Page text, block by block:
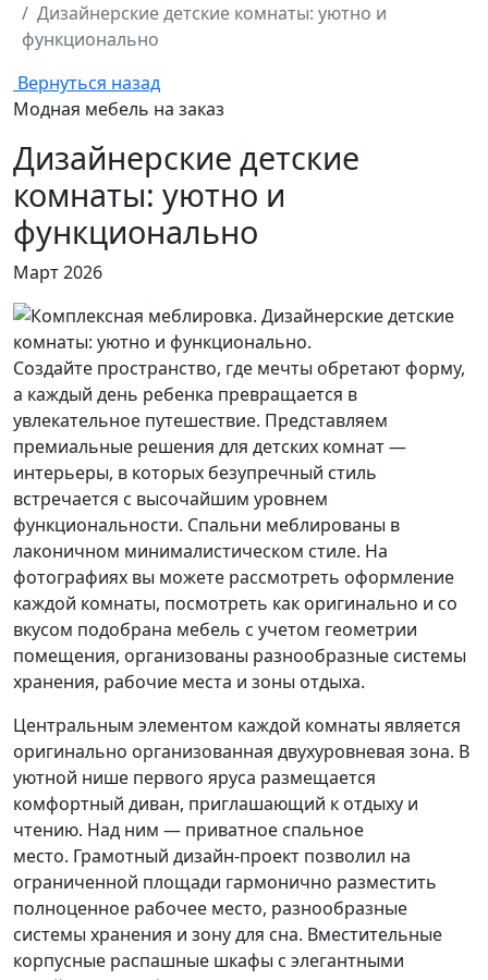
Дизайнерские детские комнаты: уютно и
функционально
Вернуться назад
Модная мебель на заказ
Дизайнерские детские
комнаты: уютно и
функционально
Март 2026
Создайте пространство, где мечты обретают форму,
а каждый день ребенка превращается в
увлекательное путешествие. Представляем
премиальные решения для детских комнат —
интерьеры, в которых безупречный стиль
встречается с высочайшим уровнем
функциональности. Спальни меблированы в
лаконичном минималистическом стиле. На
фотографиях вы можете рассмотреть оформление
каждой комнаты, посмотреть как оригинально и со
вкусом подобрана мебель с учетом геометрии
помещения, организованы разнообразные системы
хранения, рабочие места и зоны отдыха.
Центральным элементом каждой комнаты является
оригинально организованная двухуровневая зона. В
уютной нише первого яруса размещается
комфортный диван, приглашающий к отдыху и
чтению. Над ним — приватное спальное
место. Грамотный дизайн-проект позволил на
ограниченной площади гармонично разместить
полноценное рабочее место, разнообразные
системы хранения и зону для сна. Вместительные
корпусные распашные шкафы с элегантными